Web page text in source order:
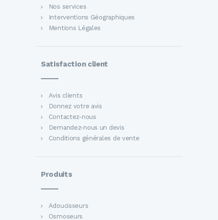
Nos services
Interventions Géographiques
Mentions Légales
Satisfaction client
Avis clients
Donnez votre avis
Contactez-nous
Demandez-nous un devis
Conditions générales de vente
Produits
Adoucisseurs
Osmoseurs